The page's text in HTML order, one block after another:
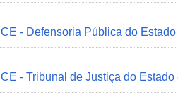
CE - Defensoria Pública do
CE - Tribunal de Justiça do Estado